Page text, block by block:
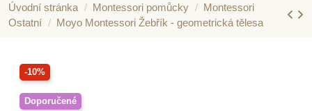
Úvodní stránka Montessori pomůcky
Montessori
Ostatní
Moyo Montessori Žebřík - geometrická tělesa
-10%
Doporučené